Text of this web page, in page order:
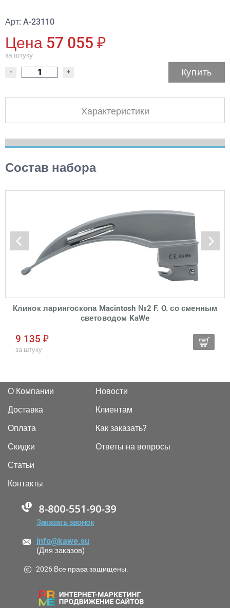
Арт: A-23110
Цена 57 055 ₽
за штуку
- + Купить
Характеристики
Состав набора
Клинок ларингоскопа Macintosh №2 F. O. со сменным
световодом KaWe
9 135 ₽
за штуку
О Компании
Доставка
Оплата
Скидки
Новости
Клиентам
Как заказать?
Ответы на вопросы
Статьи
Контакты
88005555550
Заказать звонок
info@kawe.su
(Для заказов)
2026 Все права защищены.